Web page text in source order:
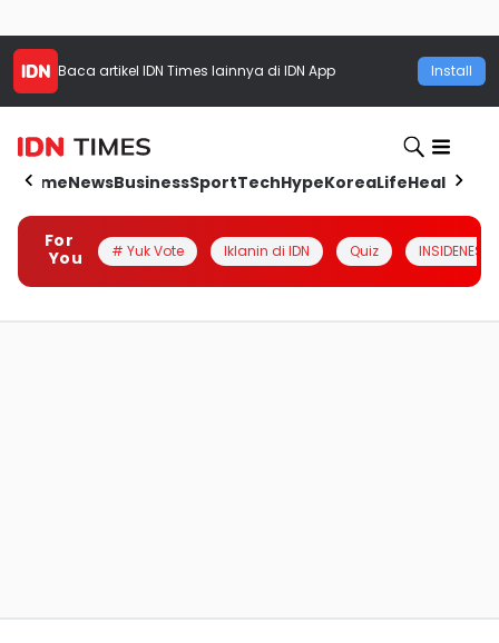
Baca artikel IDN Times lainnya di IDN App Install
HomeNewsBusinessSportTechHypeKoreaLifeHealth
For
You
# Yuk Vote Iklanin di IDN Quiz INSIDENESIA